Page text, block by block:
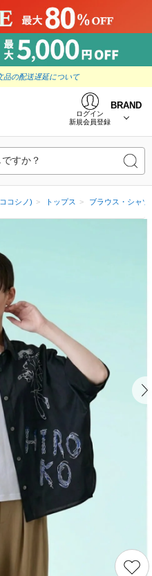
品の配送遅延について
ログイン
新規会員登録
BRAND
すか？
コシノ) トップス ブラウス・シャツ